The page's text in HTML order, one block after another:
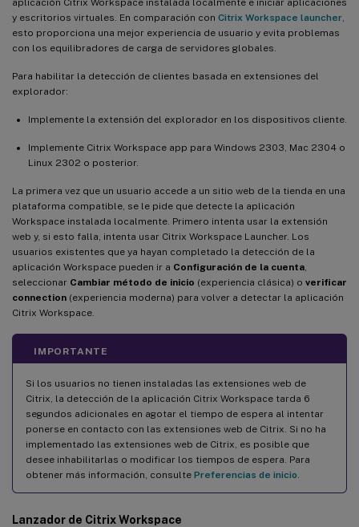
y escritorios virtuales. En comparación con Citrix Workspace launcher
esto proporciona una mejor experiencia de usuario y evita problemas
con los equilibradores de carga de servidores globales.
Para habilitar la detección de clientes basada en extensiones del
explorador:
Implemente la extensión del explorador en los dispositivos cliente.
Implemente Citrix Workspace app para Windows 2303, Mac 2304 o
Linux 2302 o posterior.
La primera vez que un usuario accede a un sitio web de la tienda en una
plataforma compatible, se le pide que detecte la aplicación
Workspace instalada localmente. Primero intenta usar la extensión
web y, si esto falla, intenta usar Citrix Workspace Launcher. Los
usuarios existentes que ya hayan completado la detección de la
aplicación Workspace pueden ir a Configuración de la cuenta
seleccionar Cambiar método de inicio (experiencia clásica) o verificar
connection (experiencia moderna) para volver a detectar la aplicación
Citrix Workspace.
IMPORTANTE
Si los usuarios no tienen instaladas las extensiones web de
Citrix, la detección de la aplicación Citrix Workspace tarda 6
segundos adicionales en agotar el tiempo de espera al intentar
ponerse en contacto con las extensiones web de Citrix. Si no ha
implementado las extensiones web de Citrix, es posible que
desee inhabilitarlas o modificar los tiempos de espera. Para
obtener más información, consulte Preferencias de inicio
Lanzador de Citrix Workspace